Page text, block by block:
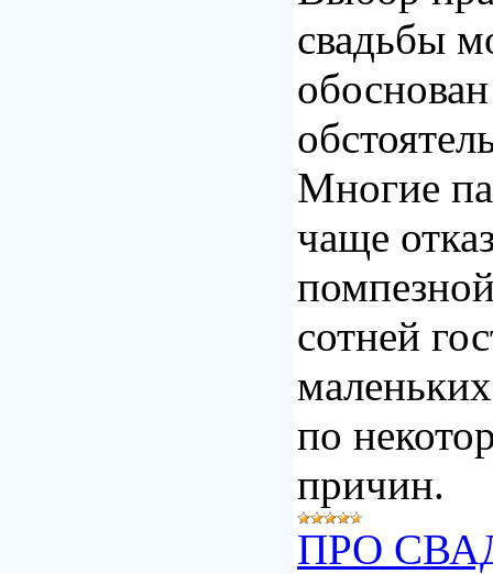
свадьбы
Многие
чаще
сотней
по
причин.
ПРО